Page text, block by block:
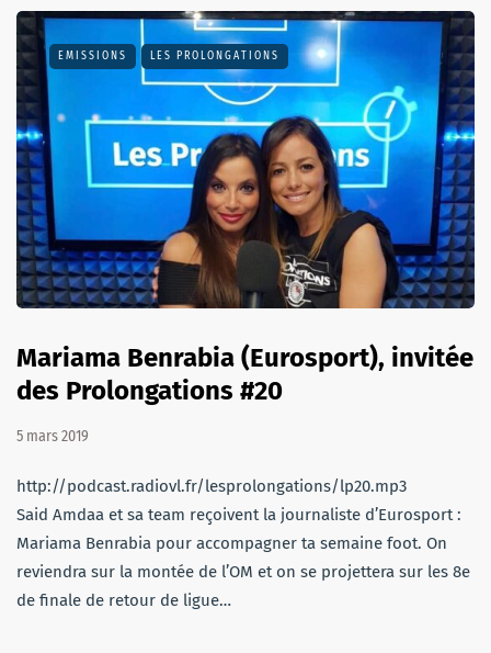
EMISSIONS LES PROLONGATIONS
Mariama Benrabia (Eurosport), invitée
des Prolongations #20
5 mars 2019
http://podcast.radiovl.fr/lesprolongations/lp20.mp3
Said Amdaa et sa team reçoivent la journaliste d’Eurosport :
Mariama Benrabia pour accompagner ta semaine foot. On
reviendra sur la montée de l’OM et on se projettera sur les 8e
de finale de retour de ligue…